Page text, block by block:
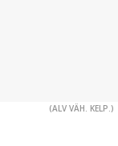
(ALV VÄH. KELP.)